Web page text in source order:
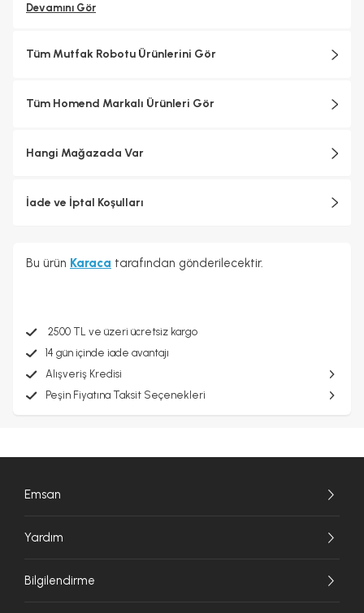
Devamını Gör
Tüm Mutfak Robotu Ürünlerini Gör
Tüm Homend Markalı Ürünleri Gör
Hangi Mağazada Var
İade ve İptal Koşulları
Bu ürün Karaca tarafından gönderilecektir.
2500 TL ve üzeri ücretsiz kargo
14 gün içinde iade avantajı
Alışveriş Kredisi
Peşin Fiyatına Taksit Seçenekleri
Emsan
Yardım
Bilgilendirme